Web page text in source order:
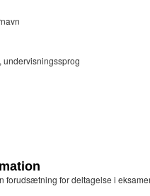
undervisningssprog
forudsætning for deltagelse i